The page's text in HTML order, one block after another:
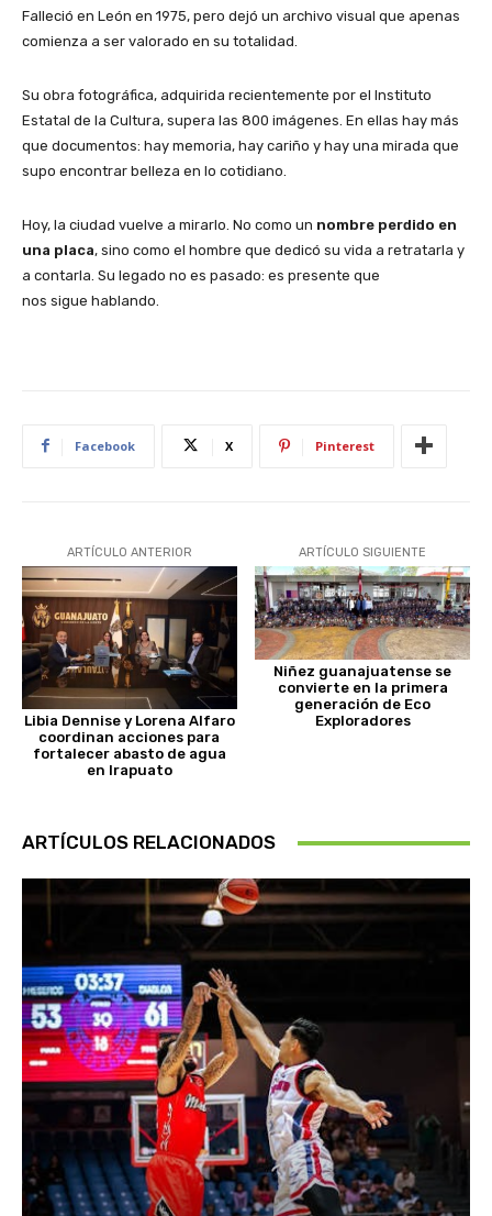
Falleció en León en 1975, pero dejó un archivo visual que apenas
comienza a ser valorado en su totalidad.
Su obra fotográfica, adquirida recientemente por el Instituto
Estatal de la Cultura, supera las 800 imágenes. En ellas hay más
que documentos: hay memoria, hay cariño y hay una mirada que
supo encontrar belleza en lo cotidiano.
Hoy, la ciudad vuelve a mirarlo. No como un nombre perdido en
una placa, sino como el hombre que dedicó su vida a retratarla y
a contarla. Su legado no es pasado: es presente que
nos sigue hablando.
Facebook X Pinterest
ARTÍCULO ANTERIOR
Libia Dennise y Lorena Alfaro
coordinan acciones para
fortalecer abasto de agua
en Irapuato
ARTÍCULO SIGUIENTE
Niñez guanajuatense se
convierte en la primera
generación de Eco
Exploradores
ARTÍCULOS RELACIONADOS